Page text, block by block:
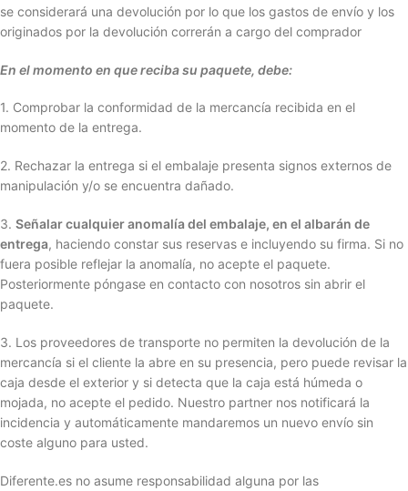
se considerará una devolución por lo que los gastos de envío y los
originados por la devolución correrán a cargo del comprador
En el momento en que reciba su paquete, debe:
1. Comprobar la conformidad de la mercancía recibida en el
momento de la entrega.
2. Rechazar la entrega si el embalaje presenta signos externos de
manipulación y/o se encuentra dañado.
3. Señalar cualquier anomalía del embalaje, en el albarán de
entrega, haciendo constar sus reservas e incluyendo su firma. Si no
fuera posible reflejar la anomalía, no acepte el paquete.
Posteriormente póngase en contacto con nosotros sin abrir el
paquete.
3. Los proveedores de transporte no permiten la devolución de la
mercancía si el cliente la abre en su presencia, pero puede revisar la
caja desde el exterior y si detecta que la caja está húmeda o
mojada, no acepte el pedido. Nuestro partner nos notificará la
incidencia y automáticamente mandaremos un nuevo envío sin
coste alguno para usted.
Diferente.es no asume responsabilidad alguna por las